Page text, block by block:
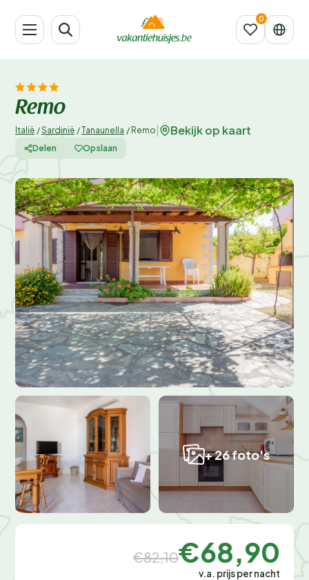
Remo
Italië /Sardinië /Tanaunella / Remo Bekijk op kaart
Delen Opslaan
+ 26 foto's
€82,10€68,90
v.a. prijs per nacht